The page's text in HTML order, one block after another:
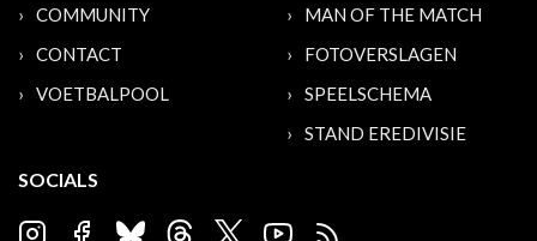
COMMUNITY
CONTACT
VOETBALPOOL
MAN OF THE MATCH
FOTOVERSLAGEN
SPEELSCHEMA
STAND EREDIVISIE
SOCIALS